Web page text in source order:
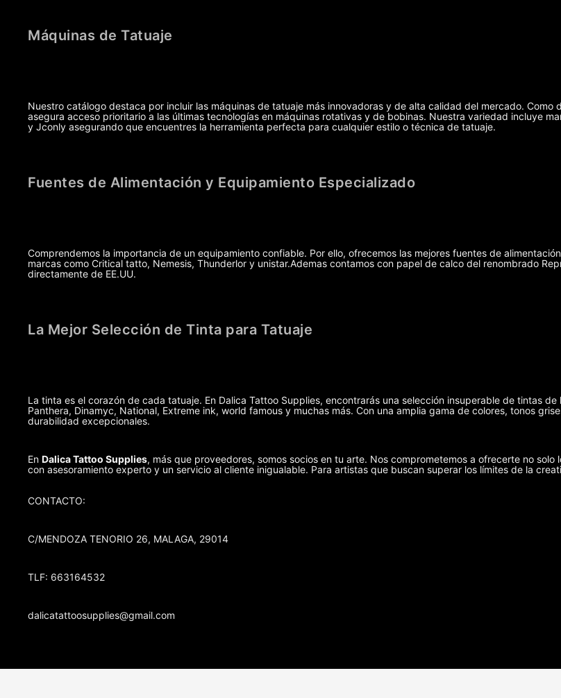
Máquinas de Tatuaje
Nuestro catálogo destaca por incluir las máquinas de tatuaje más innovadoras y de alta calidad del mercado.
asegura acceso prioritario a las últimas tecnologías en máquinas rotativas y de bobinas. Nuestra variedad incluye
y Jconly asegurando que encuentres la herramienta perfecta para cualquier estilo o técnica de tatuaje.
Fuentes de Alimentación y Equipamiento Especializado
Comprendemos la importancia de un equipamiento confiable. Por ello, ofrecemos las mejores fuentes de
marcas como Critical tatto, Nemesis, Thunderlor y unistar.Ademas contamos con papel de calco del renombrado
directamente de EE.UU.
La Mejor Selección de Tinta para Tatuaje
La tinta es el corazón de cada tatuaje. En Dalica Tattoo Supplies, encontrarás una selección insuperable de tintas
Panthera, Dinamyc, National, Extreme ink, world famous y muchas más. Con una amplia gama de colores, tonos
durabilidad excepcionales.
En Dalica Tattoo Supplies, más que proveedores, somos socios en tu arte. Nos comprometemos a ofrecerte no
con asesoramiento experto y un servicio al cliente inigualable. Para artistas que buscan superar los límites de la
CONTACTO:
C/MENDOZA TENORIO 26, MALAGA, 29014
TLF: 663164532
dalicatattoosupplies@gmail.com